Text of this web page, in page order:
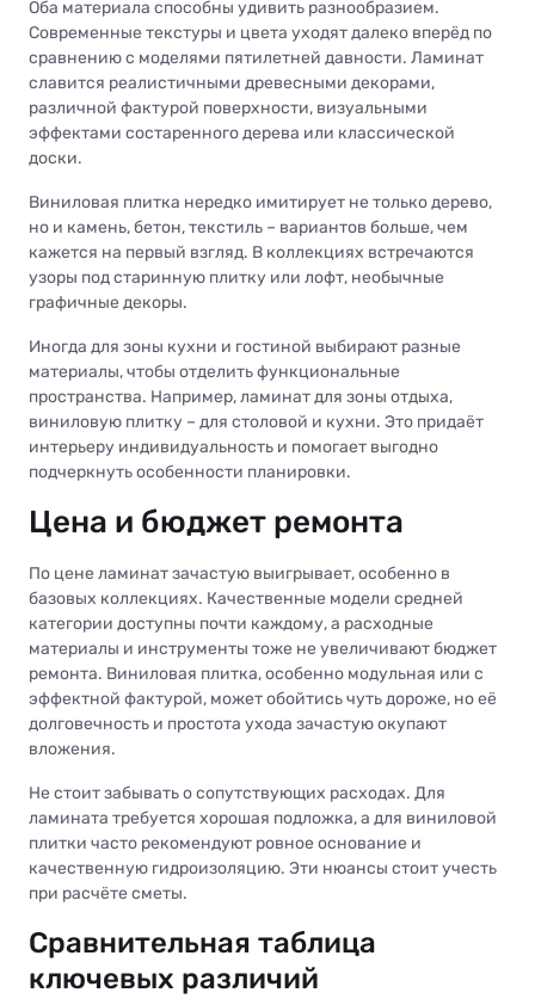
Оба материала способны удивить разнообразием.
Современные текстуры и цвета уходят далеко вперёд по
сравнению с моделями пятилетней давности. Ламинат
славится реалистичными древесными декорами,
различной фактурой поверхности, визуальными
эффектами состаренного дерева или классической
доски.
Виниловая плитка нередко имитирует не только дерево,
но и камень, бетон, текстиль – вариантов больше, чем
кажется на первый взгляд. В коллекциях встречаются
узоры под старинную плитку или лофт, необычные
графичные декоры.
Иногда для зоны кухни и гостиной выбирают разные
материалы, чтобы отделить функциональные
пространства. Например, ламинат для зоны отдыха,
виниловую плитку – для столовой и кухни. Это придаёт
интерьеру индивидуальность и помогает выгодно
подчеркнуть особенности планировки.
Цена и бюджет ремонта
По цене ламинат зачастую выигрывает, особенно в
базовых коллекциях. Качественные модели средней
категории доступны почти каждому, а расходные
материалы и инструменты тоже не увеличивают бюджет
ремонта. Виниловая плитка, особенно модульная или с
эффектной фактурой, может обойтись чуть дороже, но её
долговечность и простота ухода зачастую окупают
вложения.
Не стоит забывать о сопутствующих расходах. Для
ламината требуется хорошая подложка, а для виниловой
плитки часто рекомендуют ровное основание и
качественную гидроизоляцию. Эти нюансы стоит учесть
при расчёте сметы.
Сравнительная таблица
ключевых различий